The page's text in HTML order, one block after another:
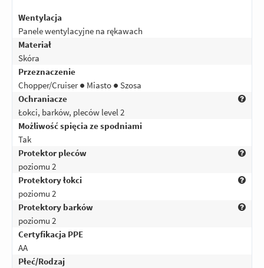
Wentylacja
Panele wentylacyjne na rękawach
Materiał
Skóra
Przeznaczenie
Chopper/Cruiser ● Miasto ● Szosa
Ochraniacze
Łokci, barków, pleców level 2
Możliwość spięcia ze spodniami
Tak
Protektor pleców
poziomu 2
Protektory łokci
poziomu 2
Protektory barków
poziomu 2
Certyfikacja PPE
AA
Płeć/Rodzaj